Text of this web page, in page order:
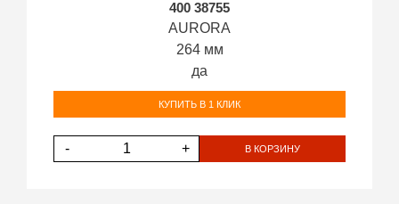
400 38755
AURORA
264 мм
да
КУПИТЬ В 1 КЛИК
- + В КОРЗИНУ